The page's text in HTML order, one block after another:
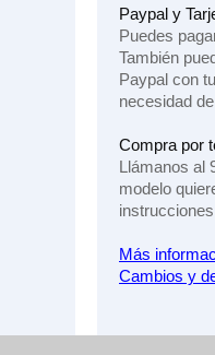
Paypal y
Puedes
También
Paypal con
necesidad
Compra por
Llámanos al
modelo
Más
Cambios y